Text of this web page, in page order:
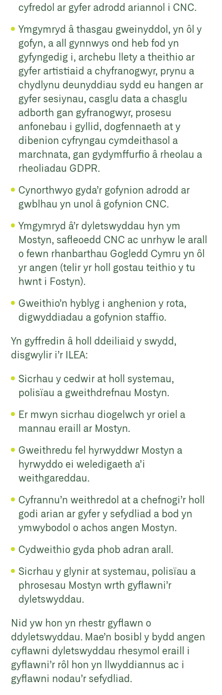
cyfredol ar gyfer adrodd ariannol i CNC.
Ymgymryd â thasgau gweinyddol, yn ôl y
gofyn, a all gynnwys ond heb fod yn
gyfyngedig i, archebu llety a theithio ar
gyfer artistiaid a chyfranogwyr, prynu a
chydlynu deunyddiau sydd eu hangen ar
gyfer sesiynau, casglu data a chasglu
adborth gan gyfranogwyr, prosesu
anfonebau i gyllid, dogfennaeth at y
dibenion cyfryngau cymdeithasol a
marchnata, gan gydymffurfio â rheolau a
rheoliadau GDPR.
Cynorthwyo gyda’r gofynion adrodd ar
gwblhau yn unol â gofynion CNC.
Ymgymryd â’r dyletswyddau hyn ym
Mostyn, safleoedd CNC ac unrhyw le arall
o fewn rhanbarthau Gogledd Cymru yn ôl
yr angen (telir yr holl gostau teithio y tu
hwnt i Fostyn).
Gweithio’n hyblyg i anghenion y rota,
digwyddiadau a gofynion staffio.
Yn gyffredin â holl ddeiliaid y swydd,
disgwylir i’r ILEA:
Sicrhau y cedwir at holl systemau,
polisïau a gweithdrefnau Mostyn.
Er mwyn sicrhau diogelwch yr oriel a
mannau eraill ar Mostyn.
Gweithredu fel hyrwyddwr Mostyn a
hyrwyddo ei weledigaeth a’i
weithgareddau.
Cyfrannu’n weithredol at a chefnogi’r holl
godi arian ar gyfer y sefydliad a bod yn
ymwybodol o achos angen Mostyn.
Cydweithio gyda phob adran arall.
Sicrhau y glynir at systemau, polisïau a
phrosesau Mostyn wrth gyflawni’r
dyletswyddau.
Nid yw hon yn rhestr gyflawn o
ddyletswyddau. Mae’n bosibl y bydd angen
cyflawni dyletswyddau rhesymol eraill i
gyflawni’r rôl hon yn llwyddiannus ac i
gyflawni nodau’r sefydliad.